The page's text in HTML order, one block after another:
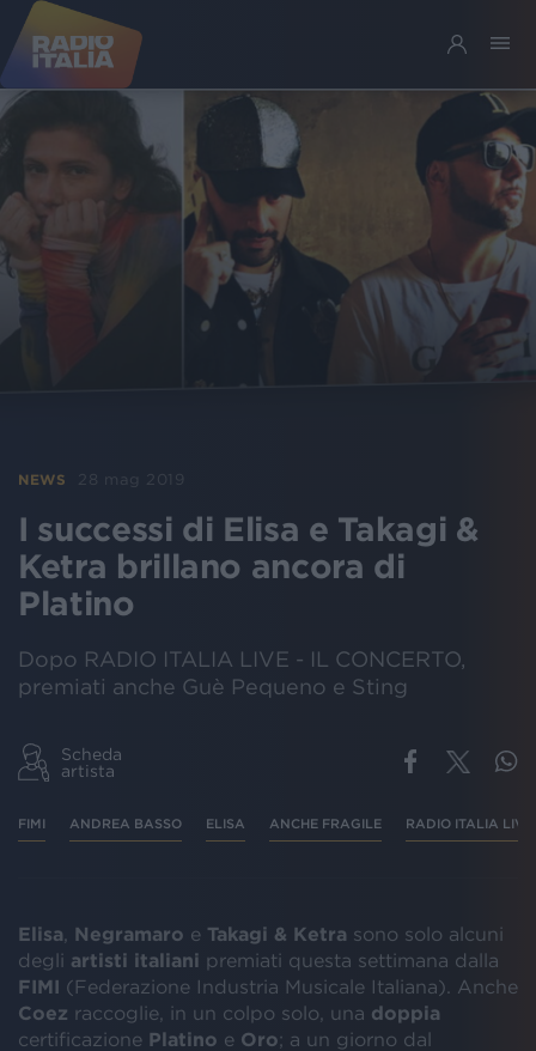
NEWS 28 mag 2019
I successi di Elisa e Takagi &
Ketra brillano ancora di
Platino
Dopo RADIO ITALIA LIVE - IL CONCERTO,
premiati anche Guè Pequeno e Sting
Scheda
artista
FIMI ANDREA BASSO ELISA ANCHE FRAGILE RADIO ITALIA LIVE
Elisa Negramaro e Takagi & Ketra sono solo alcuni
degli artisti italiani premiati questa settimana dalla
FIMI (Federazione Industria Musicale Italiana). Anche
Coez raccoglie, in un colpo solo, una doppia
certificazione Platino e Oro; a un giorno dal